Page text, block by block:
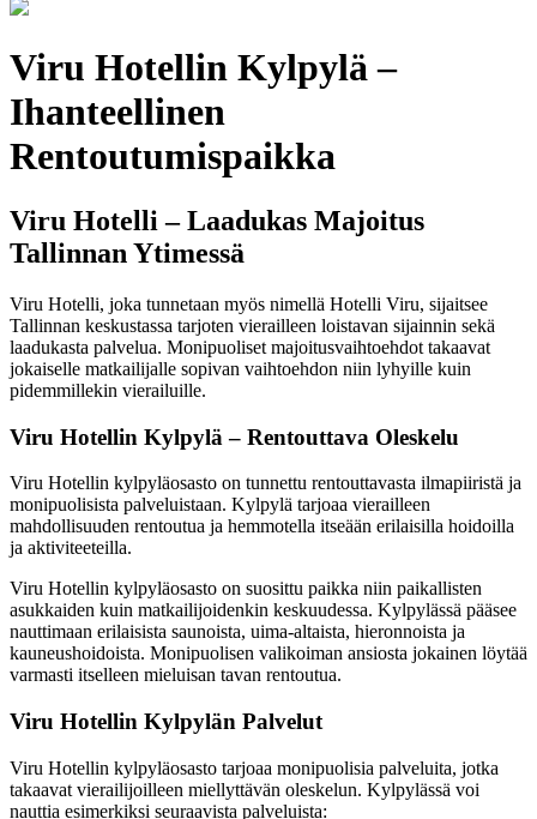
Viru Hotellin Kylpylä –
Ihanteellinen
Rentoutumispaikka
Viru Hotelli – Laadukas Majoitus
Tallinnan Ytimessä
Viru Hotelli, joka tunnetaan myös nimellä Hotelli Viru, sijaitsee
Tallinnan keskustassa tarjoten vierailleen loistavan sijainnin sekä
laadukasta palvelua. Monipuoliset majoitusvaihtoehdot takaavat
jokaiselle matkailijalle sopivan vaihtoehdon niin lyhyille kuin
pidemmillekin vierailuille.
Viru Hotellin Kylpylä – Rentouttava Oleskelu
Viru Hotellin kylpyläosasto on tunnettu rentouttavasta ilmapiiristä ja
monipuolisista palveluistaan. Kylpylä tarjoaa vierailleen
mahdollisuuden rentoutua ja hemmotella itseään erilaisilla hoidoilla
ja aktiviteeteilla.
Viru Hotellin kylpyläosasto on suosittu paikka niin paikallisten
asukkaiden kuin matkailijoidenkin keskuudessa. Kylpylässä pääsee
nauttimaan erilaisista saunoista, uima-altaista, hieronnoista ja
kauneushoidoista. Monipuolisen valikoiman ansiosta jokainen löytää
varmasti itselleen mieluisan tavan rentoutua.
Viru Hotellin Kylpylän Palvelut
Viru Hotellin kylpyläosasto tarjoaa monipuolisia palveluita, jotka
takaavat vierailijoilleen miellyttävän oleskelun. Kylpylässä voi
nauttia esimerkiksi seuraavista palveluista: